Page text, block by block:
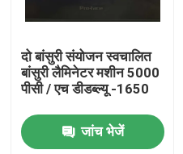
घर
दो बांसुरी संयोजन स्वचालित
बांसुरी लैमिनेटर मशीन 5000
पीसी / एच डीडब्ल्यू -1650
जांच भेजें